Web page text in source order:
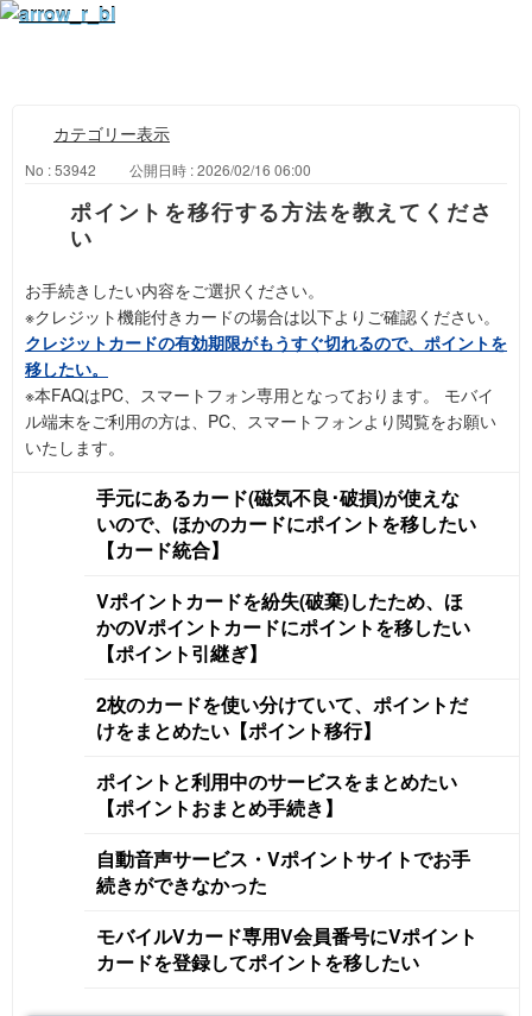
カテゴリー表示
No : 53942 公開日時 : 2026/02/16 06:00
ポイントを移行する方法を教えてくださ
い
お手続きしたい内容をご選択ください。
※クレジット機能付きカードの場合は以下よりご確認ください。
クレジットカードの有効期限がもうすぐ切れるので、ポイントを
移したい。
※本FAQはPC、スマートフォン専用となっております。 モバイ
ル端末をご利用の方は、PC、スマートフォンより閲覧をお願い
いたします。
手元にあるカード(磁気不良･破損)が使えな
いので、ほかのカードにポイントを移したい
【カード統合】
Vポイントカードを紛失(破棄)したため、ほ
かのVポイントカードにポイントを移したい
【ポイント引継ぎ】
2枚のカードを使い分けていて、ポイントだ
けをまとめたい【ポイント移行】
ポイントと利用中のサービスをまとめたい
【ポイントおまとめ手続き】
自動音声サービス・Vポイントサイトでお手
続きができなかった
モバイルVカード専用V会員番号にVポイント
カードを登録してポイントを移したい